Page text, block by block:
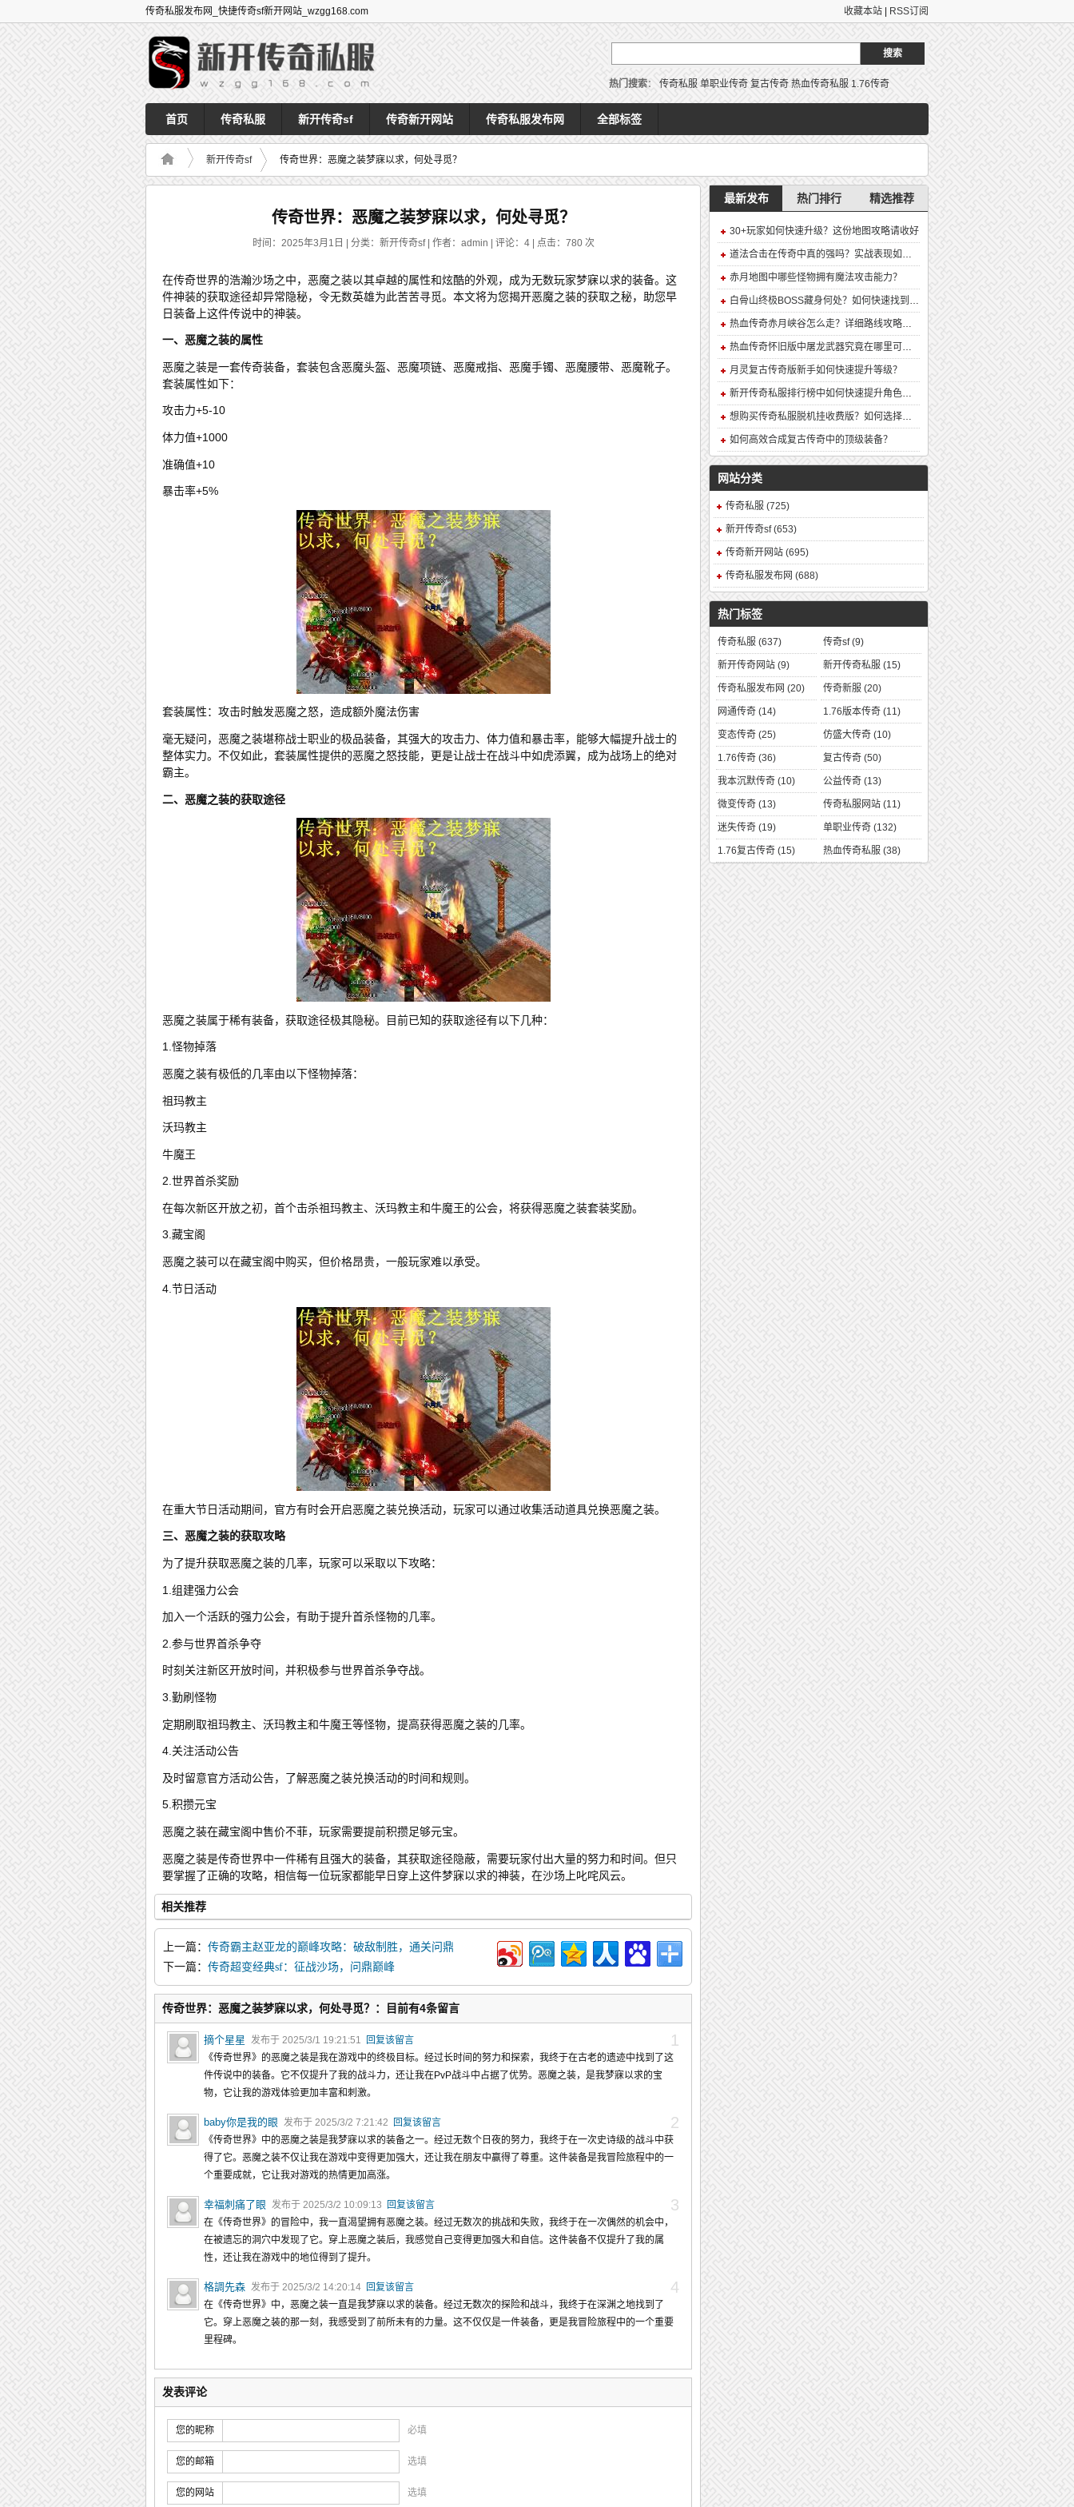
收藏本站 RSS订阅
传奇私服发布网_快捷传奇sf新开网站_wzgg168.com
热门搜索： 传奇私服 单职业传奇 复古传奇 热血传奇私服 1.76传奇
首页 传奇私服 新开传奇sf 传奇新开网站 传奇私服发布网 全部标签
新开传奇sf 传奇世界：恶魔之装梦寐以求，何处寻觅？
传奇世界：恶魔之装梦寐以求，何处寻觅？
时间：2025年3月1日 | 分类：新开传奇sf | 作者：admin | 评论：4 | 点击： 780 次
在传奇世界的浩瀚沙场之中，恶魔之装以其卓越的属性和炫酷的外观，成为无数玩家梦寐以求的装备。这
件神装的获取途径却异常隐秘，令无数英雄为此苦苦寻觅。本文将为您揭开恶魔之装的获取之秘，助您早
日装备上这件传说中的神装。
一、恶魔之装的属性
恶魔之装是一套传奇装备，套装包含恶魔头盔、恶魔项链、恶魔戒指、恶魔手镯、恶魔腰带、恶魔靴子。
套装属性如下：
攻击力+5-10
体力值+1000
准确值+10
暴击率+5%
套装属性：攻击时触发恶魔之怒，造成额外魔法伤害
毫无疑问，恶魔之装堪称战士职业的极品装备，其强大的攻击力、体力值和暴击率，能够大幅提升战士的
整体实力。不仅如此，套装属性提供的恶魔之怒技能，更是让战士在战斗中如虎添翼，成为战场上的绝对
霸主。
二、恶魔之装的获取途径
恶魔之装属于稀有装备，获取途径极其隐秘。目前已知的获取途径有以下几种：
1.怪物掉落
恶魔之装有极低的几率由以下怪物掉落：
祖玛教主
沃玛教主
牛魔王
2.世界首杀奖励
在每次新区开放之初，首个击杀祖玛教主、沃玛教主和牛魔王的公会，将获得恶魔之装套装奖励。
3.藏宝阁
恶魔之装可以在藏宝阁中购买，但价格昂贵，一般玩家难以承受。
4.节日活动
在重大节日活动期间，官方有时会开启恶魔之装兑换活动，玩家可以通过收集活动道具兑换恶魔之装。
三、恶魔之装的获取攻略
为了提升获取恶魔之装的几率，玩家可以采取以下攻略：
1.组建强力公会
加入一个活跃的强力公会，有助于提升首杀怪物的几率。
2.参与世界首杀争夺
时刻关注新区开放时间，并积极参与世界首杀争夺战。
3.勤刷怪物
定期刷取祖玛教主、沃玛教主和牛魔王等怪物，提高获得恶魔之装的几率。
4.关注活动公告
及时留意官方活动公告，了解恶魔之装兑换活动的时间和规则。
5.积攒元宝
恶魔之装在藏宝阁中售价不菲，玩家需要提前积攒足够元宝。
恶魔之装是传奇世界中一件稀有且强大的装备，其获取途径隐蔽，需要玩家付出大量的努力和时间。但只
要掌握了正确的攻略，相信每一位玩家都能早日穿上这件梦寐以求的神装，在沙场上叱咤风云。
相关推荐
上一篇： 传奇霸主赵亚龙的巅峰攻略：破敌制胜，通关问鼎
下一篇： 传奇超变经典sf：征战沙场，问鼎巅峰
传奇世界：恶魔之装梦寐以求，何处寻觅？：目前有4条留言
1
摘个星星 发布于 2025/3/1 19:21:51
回复该留言
《传奇世界》的恶魔之装是我在游戏中的终极目标。经过长时间的努力和探索，我终于在古老的遗迹中找到了这
件传说中的装备。它不仅提升了我的战斗力，还让我在PvP战斗中占据了优势。恶魔之装，是我梦寐以求的宝
物，它让我的游戏体验更加丰富和刺激。
2
baby你是我的眼 发布于 2025/3/2 7:21:42
回复该留言
《传奇世界》中的恶魔之装是我梦寐以求的装备之一。经过无数个日夜的努力，我终于在一次史诗级的战斗中获
得了它。恶魔之装不仅让我在游戏中变得更加强大，还让我在朋友中赢得了尊重。这件装备是我冒险旅程中的一
个重要成就，它让我对游戏的热情更加高涨。
3
幸福刺痛了眼 发布于 2025/3/2 10:09:13
回复该留言
在《传奇世界》的冒险中，我一直渴望拥有恶魔之装。经过无数次的挑战和失败，我终于在一次偶然的机会中，
在被遗忘的洞穴中发现了它。穿上恶魔之装后，我感觉自己变得更加强大和自信。这件装备不仅提升了我的属
性，还让我在游戏中的地位得到了提升。
4
格調先森 发布于 2025/3/2 14:20:14 回复该留言
在《传奇世界》中，恶魔之装一直是我梦寐以求的装备。经过无数次的探险和战斗，我终于在深渊之地找到了
它。穿上恶魔之装的那一刻，我感受到了前所未有的力量。这不仅仅是一件装备，更是我冒险旅程中的一个重要
里程碑。
发表评论
您的昵称 必填
您的邮箱 选填
您的网站 选填
最新发布 热门排行 精选推荐
30+玩家如何快速升级？这份地图攻略请收好
道法合击在传奇中真的强吗？实战表现如何？
赤月地图中哪些怪物拥有魔法攻击能力？
白骨山终极BOSS藏身何处？如何快速找到并击败它？
热血传奇赤月峡谷怎么走？详细路线攻略解析
热血传奇怀旧版中屠龙武器究竟在哪里可以合成？
月灵复古传奇版新手如何快速提升等级？
新开传奇私服排行榜中如何快速提升角色战力？
想购买传奇私服脱机挂收费版？如何选择安全可靠的版本？
如何高效合成复古传奇中的顶级装备？
网站分类
传奇私服 (725)
新开传奇sf(653)
传奇新开网站 (695)
传奇私服发布网 (688)
热门标签
传奇私服 (637) 传奇sf(9)
新开传奇网站 (9) 新开传奇私服(15)
传奇私服发布网 (20) 传奇新服(20)
网通传奇 (14) 1.76版本传奇(11)
变态传奇 (25) 仿盛大传奇(10)
1.76传奇 (36) 复古传奇(50)
我本沉默传奇 (10) 公益传奇(13)
微变传奇 (13) 传奇私服网站(11)
迷失传奇 (19) 单职业传奇(132)
1.76复古传奇 (15) 热血传奇私服(38)